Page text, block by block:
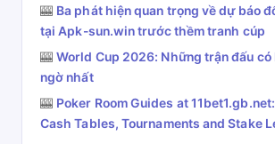
🎰 Ba phát hiện quan trọng về dự báo
tại Apk-sun.win trước thềm tranh cúp
🎰World Cup 2026: Những trận đấu
ngờ nhất
🎰 Poker Room Guides at
Cash Tables, Tournaments and Stake